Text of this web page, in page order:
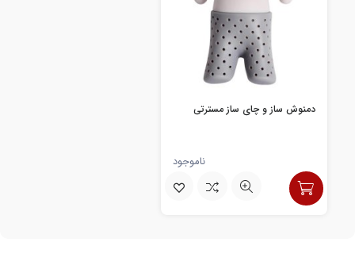
دمنوش ساز و چای ساز مسترتی
ناموجود